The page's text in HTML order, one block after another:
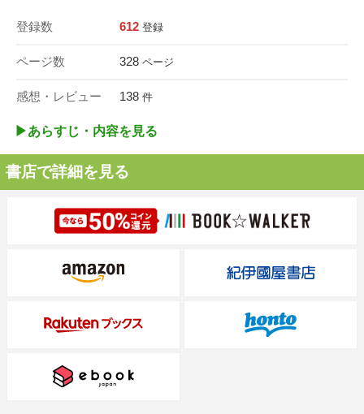
登録数 612 登録
ページ数 328 ページ
感想・レビュー 138 件
▶︎あらすじ・内容を見る
書店で詳細を見る